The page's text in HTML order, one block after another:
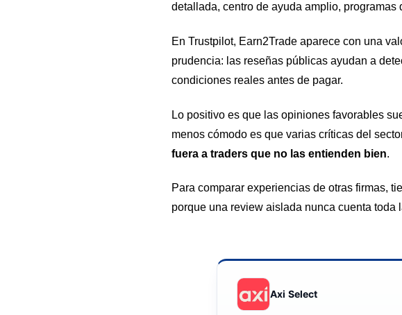
detallada, centro de ayuda amplio,
En Trustpilot, Earn2Trade aparece con una
prudencia: las reseñas públicas ayudan a
condiciones reales antes de pagar.
Lo positivo es que las opiniones favorables
menos cómodo es que varias críticas del
fuera a traders que no las entienden bien.
Para comparar experiencias de otras firmas,
porque una review aislada nunca cuenta toda
Axi Select